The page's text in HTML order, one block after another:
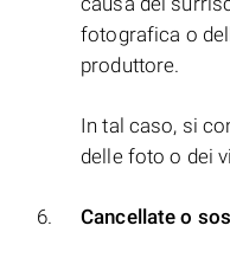
fotografica o
produttore.
In tal caso, si
delle foto o dei
Cancellate o